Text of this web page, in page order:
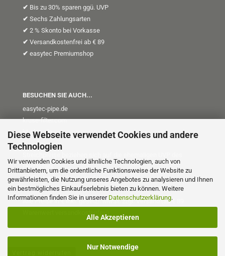
Diese Webseite verwendet Cookies und andere
Technologien
Wir verwenden Cookies und ähnliche Technologien, auch von
Drittanbietern, um die ordentliche Funktionsweise der Website zu
gewährleisten, die Nutzung unseres Angebotes zu analysieren und Ihnen
ein bestmögliches Einkaufserlebnis bieten zu können. Weitere
Informationen finden Sie in unserer Datenschutzerklärung.
Alle Akzeptieren
Nur Notwendige
✔ Bis zu 30% sparen ggü. UVP
✔ Sechs Zahlungsarten
✔ 2 % Skonto bei Vorkasse
✔ Versandkostenfrei ab € 89
✔ easytec Premiumshop
BESUCHEN SIE AUCH...
easytec-pipe.de
kruse-filter.com
kt-plus .de
Herstellers
(UVP = Unverb. Preisempfehlung)
Alle Preise in € inkl. gesetzl. MwSt. zzgl. Versand (ab € 89
Warenwert versandkostenfrei)